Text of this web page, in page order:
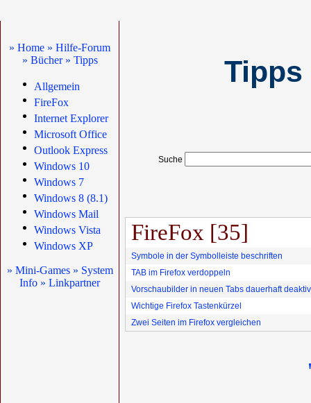
» Home » Hilfe-Forum
» Bücher » Tipps
Allgemein
FireFox
Internet Explorer
Microsoft Office
Outlook Express
Windows 10
Windows 7
Windows 8 (8.1)
Windows Mail
Windows Vista
Windows XP
» Mini-Games » System
Info » Linkpartner
Tipps
Suche
FireFox [35]
Symbole in der Symbolleiste beschriften
TAB im Firefox verdoppeln
Vorschaubilder in neuen Tabs dauerhaft
Wichtige Firefox Tastenkürzel
Zwei Seiten im Firefox vergleichen